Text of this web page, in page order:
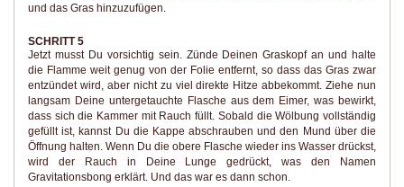
und das Gras hinzuzufügen.
SCHRITT 5
Jetzt musst Du vorsichtig sein. Zünde Deinen Graskopf an und halte
die Flamme weit genug von der Folie entfernt, so dass das Gras zwar
entzündet wird, aber nicht zu viel direkte Hitze abbekommt. Ziehe nun
langsam Deine untergetauchte Flasche aus dem Eimer, was bewirkt,
dass sich die Kammer mit Rauch füllt. Sobald die Wölbung vollständig
gefüllt ist, kannst Du die Kappe abschrauben und den Mund über die
Öffnung halten. Wenn Du die obere Flasche wieder ins Wasser drückst,
wird der Rauch in Deine Lunge gedrückt, was den Namen
Gravitationsbong erklärt. Und das war es dann schon.